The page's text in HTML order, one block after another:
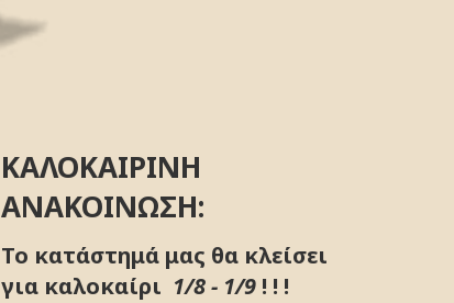
ΚΑΛΟΚΑΙΡΙΝΗ
ΑΝΑΚΟΙΝΩΣΗ:
Το κατάστημά μας θα κλείσει
για καλοκαίρι 1/8 - 1/9 ! ! !